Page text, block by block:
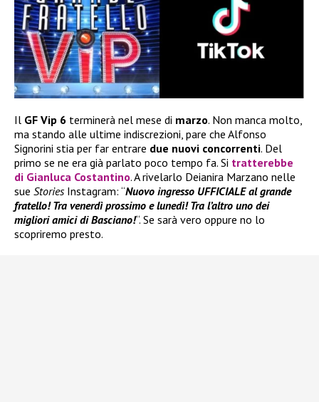
Il GF Vip 6 terminerà nel mese di marzo. Non manca molto,
ma stando alle ultime indiscrezioni, pare che Alfonso
Signorini stia per far entrare due nuovi concorrenti. Del
primo se ne era già parlato poco tempo fa. Si tratterebbe
di Gianluca Costantino. A rivelarlo Deianira Marzano nelle
sue Stories Instagram: “Nuovo ingresso UFFICIALE al grande
fratello! Tra venerdì prossimo e lunedì! Tra l’altro uno dei
migliori amici di Basciano!“. Se sarà vero oppure no lo
scopriremo presto.